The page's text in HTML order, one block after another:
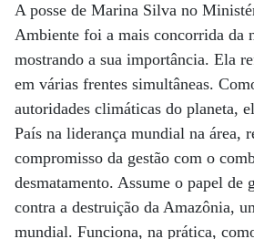
A posse de Marina Silva no
Ambiente foi a mais concorrida da
mostrando a sua importância. Ela
em várias frentes simultâneas.
autoridades climáticas do planeta,
País na liderança mundial na área,
compromisso da gestão com o
desmatamento. Assume o papel de
contra a destruição da Amazônia,
mundial. Funciona, na prática,